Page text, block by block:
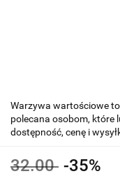
Warzywa wartościowe
polecana osobom, które
dostępność, cenę i
32.00 -35%